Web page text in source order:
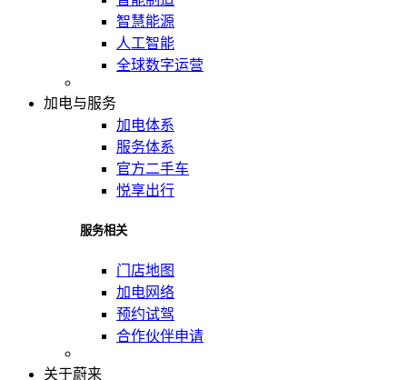
智慧能源
人工智能
全球数字运营
加电与服务
加电体系
服务体系
官方二手车
悦享出行
服务相关
门店地图
加电网络
预约试驾
合作伙伴申请
关于蔚来